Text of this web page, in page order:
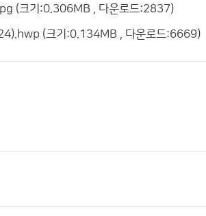
(크기:0.306MB , 다운로드:2837)
(크기:0.134MB , 다운로드:6669)